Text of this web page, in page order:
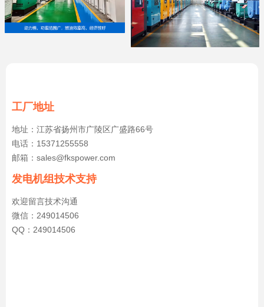
工厂地址
地址：江苏省扬州市广陵区广盛路66号
电话：15371255558
邮箱：sales@fkspower.com
发电机组技术支持
欢迎留言技术沟通
微信：249014506
QQ：249014506